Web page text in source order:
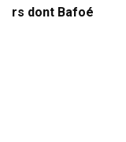
rs dont Bafoé